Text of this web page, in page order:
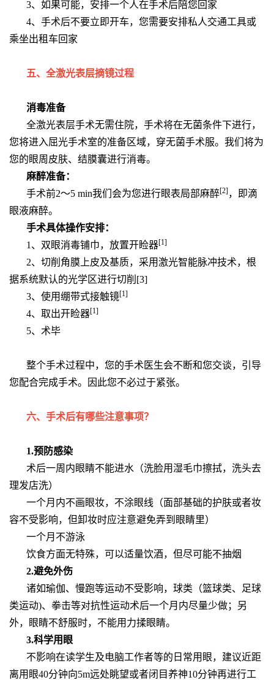
3、如果可能，安排一个人在手术后陪您回家
4、手术后不要立即开车，您需要安排私人交通工具或
乘坐出租车回家
五、全激光表层摘镜过程
消毒准备
全激光表层手术无需住院，手术将在无菌条件下进行，
您将进入屈光手术室的准备区域，穿无菌手术服。我们将为
您的眼周皮肤、结膜囊进行消毒。
麻醉准备：
手术前2～5 min我们会为您进行眼表局部麻醉[2] ，即滴
眼液麻醉。
手术具体操作安排：
1、双眼消毒铺巾，放置开睑器[1]
2、切削角膜上皮及基质，采用激光智能脉冲技术，根
据系统默认的光学区进行切削[3]
3、使用绷带式接触镜[1]
4、取出开睑器[1]
5、术毕
整个手术过程中，您的手术医生会不断和您交谈，引导
您配合完成手术。因此您不必过于紧张。
六、手术后有哪些注意事项？
1.预防感染
术后一周内眼睛不能进水（洗脸用湿毛巾擦拭，洗头去
理发店洗）
一个月内不画眼妆，不涂眼线（面部基础的护肤或者妆
容不受影响，但卸妆时应注意避免弄到眼睛里）
一个月不游泳
饮食方面无特殊，可以适量饮酒，但尽可能不抽烟
2.避免外伤
诸如瑜伽、慢跑等运动不受影响，球类（篮球类、足球
类运动)、拳击等对抗性运动术后一个月内尽量少做；另
外，眼睛不舒服时，不能用力揉眼睛。
3.科学用眼
不影响在读学生及电脑工作者等的日常用眼，建议近距
离用眼40分钟向5m远处眺望或者闭目养神10分钟再进行工